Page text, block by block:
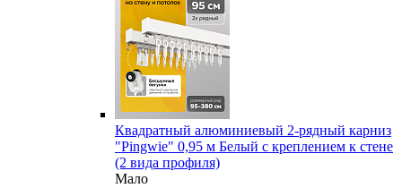
Квадратный алюминиевый 2-рядный карниз
"Pingwie" 0,95 м Белый с креплением к стене
(2 вида профиля)
Мало